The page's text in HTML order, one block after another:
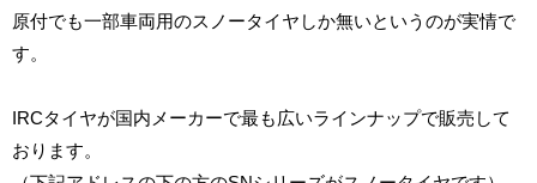
原付でも一部車両用のスノータイヤしか無いというのが実情で
す。
IRCタイヤが国内メーカーで最も広いラインナップで販売して
おります。